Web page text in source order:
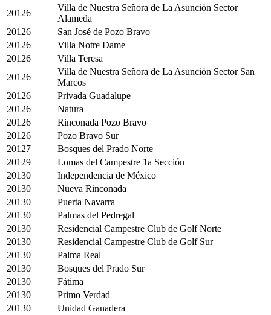
20126
Villa de Nuestra Señora de La Asunción Sector
Alameda
20126
San José de Pozo Bravo
20126
Villa Notre Dame
20126
Villa Teresa
20126
Villa de Nuestra Señora de La Asunción Sector San
Marcos
20126
Privada Guadalupe
20126
Natura
20126
Rinconada Pozo Bravo
20126
Pozo Bravo Sur
20127
Bosques del Prado Norte
20129
Lomas del Campestre 1a Sección
20130
Independencia de México
20130
Nueva Rinconada
20130
Puerta Navarra
20130
Palmas del Pedregal
20130
Residencial Campestre Club de Golf Norte
20130
Residencial Campestre Club de Golf Sur
20130
Palma Real
20130
Bosques del Prado Sur
20130
Fátima
20130
Primo Verdad
20130
Unidad Ganadera